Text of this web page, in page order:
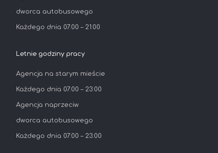
dworca autobusowego
Każdego dnia 07:00 – 21:00
Letnie godziny pracy
Agencja na starym mieście
Każdego dnia 07:00 – 23:00
Agencja naprzeciw
dworca autobusowego
Każdego dnia 07:00 – 23:00